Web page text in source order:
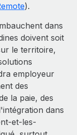
).
dans
doivent soit
le territoire,
employeur
des
la paie, des
dans
et-les-